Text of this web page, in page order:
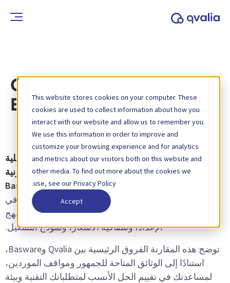
This website stores cookies on your computer. These
cookies are used to collect information about how you
interact with our website and allow us to remember you.
We use this information in order to improve and
customize your browsing experience and for analytics
and metrics about our visitors both on this website and
other media. To find out more about the cookies we
use, see our Privacy Policy.
Accept
مقارنة بين منصتي Qvalia
وBasware Peppol
يعد اختيار منصة Peppol المناسبة أمرًا ضروريًا لضمان
قابلية
التوسع والكفاءة والامتثال فيعمليات الفوترةالإلكترونية
والمراسلات التجارية. ورغم أن كل منQvaliaوBasware
تدعمان التبادل القائم على Peppol، إلا أنهما تختلفان في
نطاق المنصة، ونضج واجهة برمجة التطبيقات (API)، ونهج
الإعداد، وشفافية الأسعار، ونموذج التشغيل.
توضح هذه المقارنة الفروق الرئيسية بين Qvalia وBasware،
استنادًا إلى الوثائق المتاحة للجمهور ومواقف الموردين،
لمساعدتك في تقييم الحل الأنسب لمتطلباتك التقنية وبيئة